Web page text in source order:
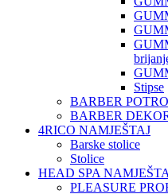
Stipse
BARBER
BARBER
4RICO NAMJEŠTAJ
Barske stolice
Stolice
HEAD SPA
PLEASURE